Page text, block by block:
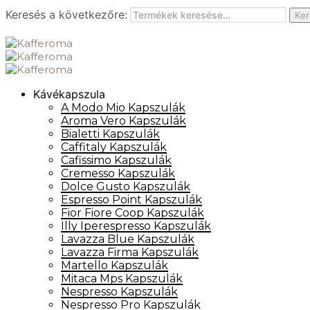
Keresés a következőre:
Kávékapszula
A Modo Mio Kapszulák
Aroma Vero Kapszulák
Bialetti Kapszulák
Caffitaly Kapszulák
Cafissimo Kapszulák
Cremesso Kapszulák
Dolce Gusto Kapszulák
Espresso Point Kapszulák
Fior Fiore Coop Kapszulák
Illy Iperespresso Kapszulák
Lavazza Blue Kapszulák
Lavazza Firma Kapszulák
Martello Kapszulák
Mitaca Mps Kapszulák
Nespresso Kapszulák
Nespresso Pro Kapszulák